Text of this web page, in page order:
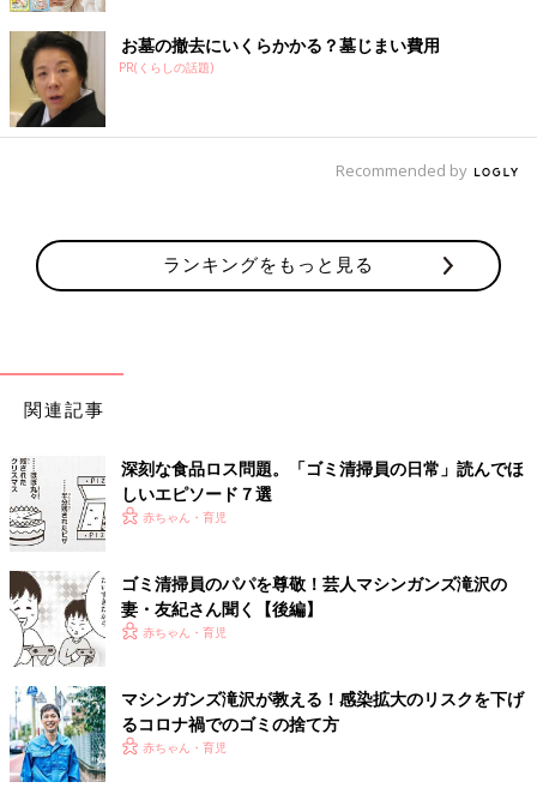
お墓の撤去にいくらかかる？墓じまい費用
PR(くらしの話題)
Recommended by
ランキングをもっと見る
関連記事
深刻な食品ロス問題。「ゴミ清掃員の日常」読んでほ
しいエピソード７選
赤ちゃん・育児
ゴミ清掃員のパパを尊敬！芸人マシンガンズ滝沢の
妻・友紀さん聞く【後編】
赤ちゃん・育児
マシンガンズ滝沢が教える！感染拡大のリスクを下げ
るコロナ禍でのゴミの捨て方
赤ちゃん・育児